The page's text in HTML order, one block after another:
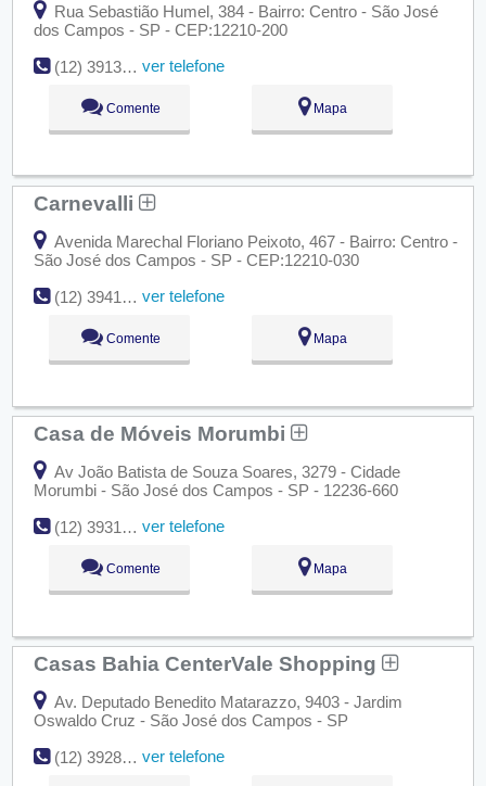
Rua Sebastião Humel, 384 - Bairro: Centro - São José
dos Campos - SP - CEP:12210-200
(12) 3913-2301
ver telefone
Comente Mapa
Carnevalli
Avenida Marechal Floriano Peixoto, 467 - Bairro: Centro -
São José dos Campos - SP - CEP:12210-030
(12) 3941-5764
ver telefone
Comente Mapa
Casa de Móveis Morumbi
Av João Batista de Souza Soares, 3279 - Cidade
Morumbi - São José dos Campos - SP - 12236-660
(12) 3931-6745
ver telefone
Comente Mapa
Casas Bahia CenterVale Shopping
Av. Deputado Benedito Matarazzo, 9403 - Jardim
Oswaldo Cruz - São José dos Campos - SP
(12) 3928-8000
ver telefone